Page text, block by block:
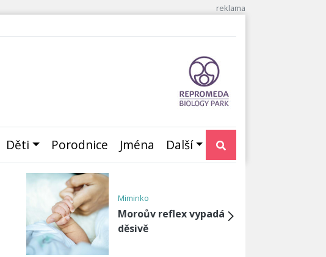
Děti Porodnice Jména Další
Probiotika pro děti i
dospělé: Kde je
najdete?